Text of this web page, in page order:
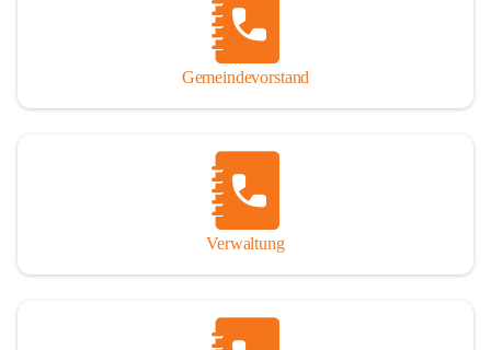
Gemeindevorstand
Verwaltung